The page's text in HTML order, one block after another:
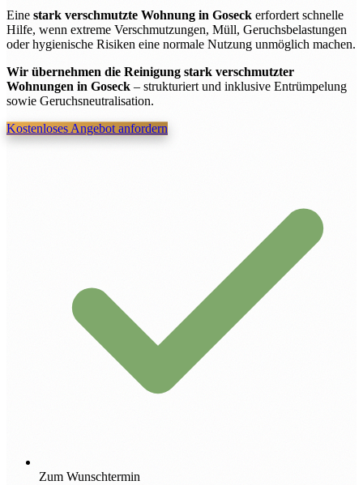
Eine stark verschmutzte Wohnung in Goseck erfordert schnelle
Hilfe, wenn extreme Verschmutzungen, Müll, Geruchsbelastungen
oder hygienische Risiken eine normale Nutzung unmöglich machen.
Wir übernehmen die Reinigung stark verschmutzter
Wohnungen in Goseck– strukturiert und inklusive Entrümpelung
sowie Geruchsneutralisation.
Kostenloses Angebot anfordern
Zum Wunschtermin